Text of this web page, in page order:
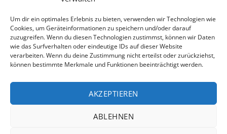
Um dir ein optimales Erlebnis zu bieten, verwenden wir Technologien wie
Cookies, um Geräteinformationen zu speichern und/oder darauf
zuzugreifen. Wenn du diesen Technologien zustimmst, können wir Daten
wie das Surfverhalten oder eindeutige IDs auf dieser Website
verarbeiten. Wenn du deine Zustimmung nicht erteilst oder zurückziehst,
können bestimmte Merkmale und Funktionen beeinträchtigt werden.
AKZEPTIEREN
ABLEHNEN